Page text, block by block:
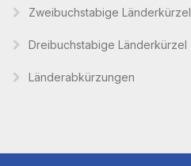
Zweibuchstabige Länderkürzel
Dreibuchstabige Länderkürzel
Länderabkürzungen